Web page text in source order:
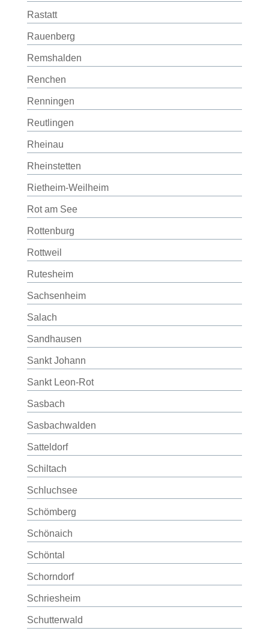
Rastatt
Rauenberg
Remshalden
Renchen
Renningen
Reutlingen
Rheinau
Rheinstetten
Rietheim-Weilheim
Rot am See
Rottenburg
Rottweil
Rutesheim
Sachsenheim
Salach
Sandhausen
Sankt Johann
Sankt Leon-Rot
Sasbach
Sasbachwalden
Satteldorf
Schiltach
Schluchsee
Schömberg
Schönaich
Schöntal
Schorndorf
Schriesheim
Schutterwald